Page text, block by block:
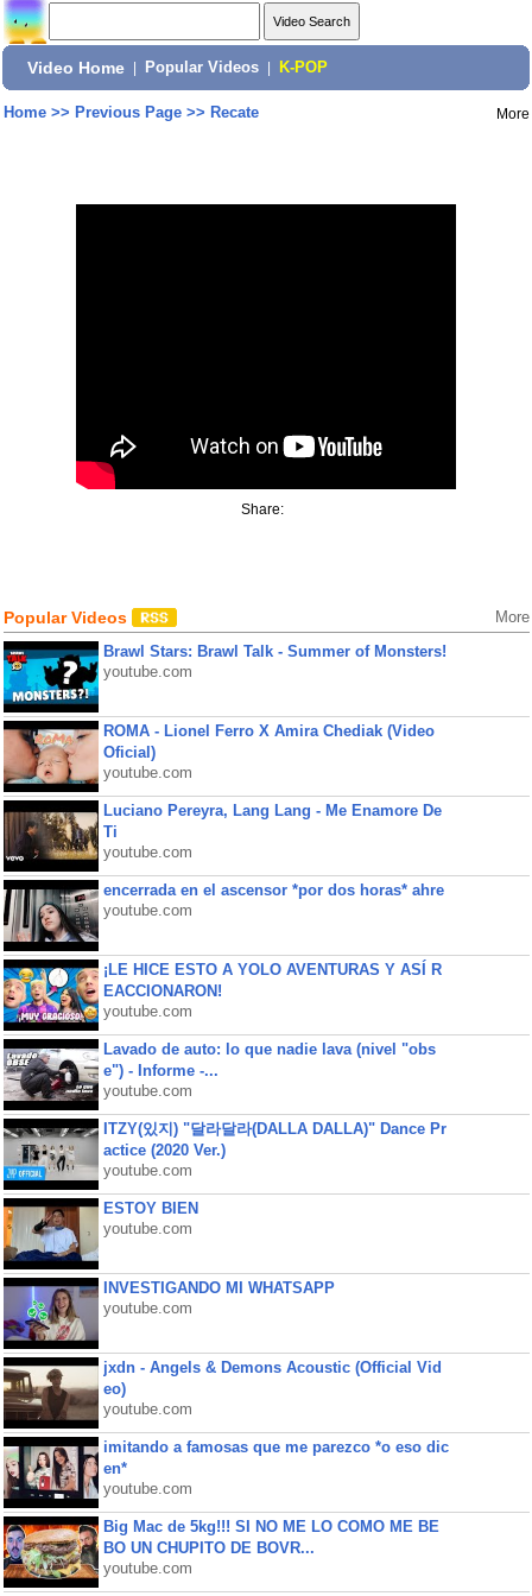
Video Home Popular Videos K-POP
Home>> Previous Page>> Recate More
Share:
Popular Videos More
Brawl Stars: Brawl Talk - Summer of Monsters!
youtube.com
ROMA - Lionel Ferro X Amira Chediak (Video
Oficial)
youtube.com
Luciano Pereyra, Lang Lang - Me Enamore De
Ti
youtube.com
encerrada en el ascensor *por dos horas* ahre
youtube.com
¡LE HICE ESTO A YOLO AVENTURAS Y ASÍ R
EACCIONARON!
youtube.com
Lavado de auto: lo que nadie lava (nivel "obs
e") - Informe -...
youtube.com
ITZY(있지) "달라달라(DALLA DALLA)" Dance Pr
actice (2020 Ver.)
youtube.com
ESTOY BIEN
youtube.com
INVESTIGANDO MI WHATSAPP
youtube.com
jxdn - Angels & Demons Acoustic (Official Vid
eo)
youtube.com
imitando a famosas que me parezco *o eso dic
en*
youtube.com
Big Mac de 5kg!!! SI NO ME LO COMO ME BE
BO UN CHUPITO DE BOVR...
youtube.com